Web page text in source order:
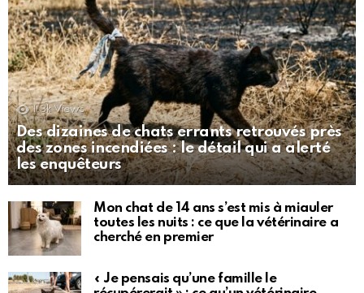
1.3k Views
Des dizaines de chats errants retrouvés près
des zones incendiées : le détail qui a alerté
les enquêteurs
Mon chat de 14 ans s’est mis à miauler
toutes les nuits : ce que la vétérinaire a
cherché en premier
« Je pensais qu’une famille le